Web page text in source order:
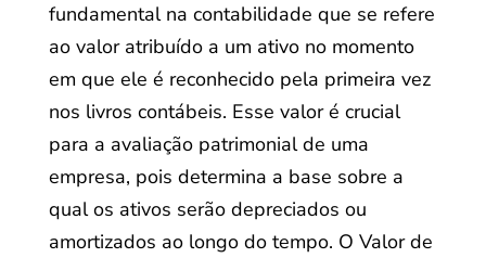
fundamental na contabilidade que se refere
ao valor atribuído a um ativo no momento
em que ele é reconhecido pela primeira vez
nos livros contábeis. Esse valor é crucial
para a avaliação patrimonial de uma
empresa, pois determina a base sobre a
qual os ativos serão depreciados ou
amortizados ao longo do tempo. O Valor de